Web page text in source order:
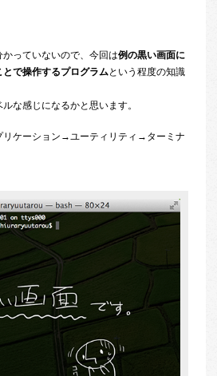
っていないので、今回は例の黒い画面に
で操作するプログラム という程度の知識
な感じになるかと思います。
リケーション→ユーティリティ→ターミナ